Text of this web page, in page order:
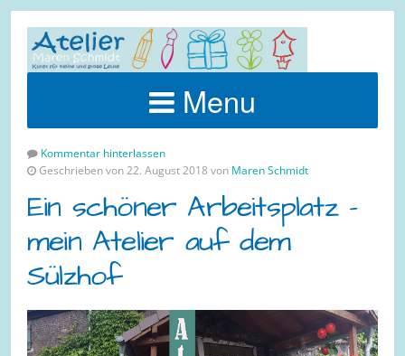
Menu
Kommentar hinterlassen
Geschrieben von 22. August 2018 von Maren Schmidt
Ein schöner Arbeitsplatz –
mein Atelier auf dem
Sülzhof